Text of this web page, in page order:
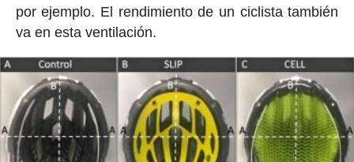
por ejemplo. El rendimiento de un ciclista también
va en esta ventilación.